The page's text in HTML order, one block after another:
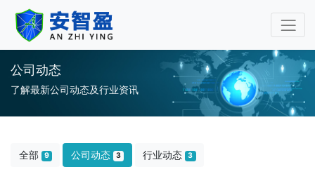
审讯桌审讯椅专业厂家-安
公司动态
了解最新公司动态及行业资讯
全部 9 公司动态 3 行业动态 3